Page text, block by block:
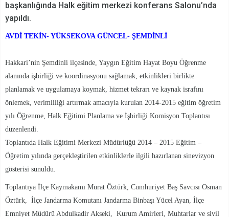
başkanlığında Halk eğitim merkezi konferans Salonu’nda
yapıldı.
AVDİ TEKİN- YÜKSEKOVA GÜNCEL- ŞEMDİNLİ
Hakkari’nin Şemdinli ilçesinde, Yaygın Eğitim Hayat Boyu Öğrenme
alanında işbirliği ve koordinasyonu sağlamak, etkinlikleri birlikte
planlamak ve uygulamaya koymak, hizmet tekrarı ve kaynak israfını
önlemek, verimliliği artırmak amacıyla kurulan 2014-2015 eğitim öğretim
yılı Öğrenme, Halk Eğitimi Planlama ve İşbirliği Komisyon Toplantısı
düzenlendi.
Toplantıda Halk Eğitimi Merkezi Müdürlüğü 2014 – 2015 Eğitim –
Öğretim yılında gerçekleştirilen etkinliklerle ilgili hazırlanan sinevizyon
gösterisi sunuldu.
Toplantıya İlçe Kaymakamı Murat Öztürk, Cumhuriyet Baş Savcısı Osman
Öztürk, İlçe Jandarma Komutanı Jandarma Binbaşı Yücel Ayan, İlçe
Emniyet Müdürü Abdulkadir Akseki, Kurum Amirleri, Muhtarlar ve sivil